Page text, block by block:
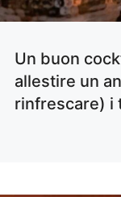
Un buon
allestire un
rinfrescare) i